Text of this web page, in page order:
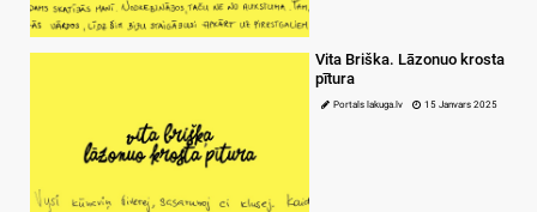
Vita Briška. Lāzonuo krosta
pītura
Portals lakuga.lv 15 Janvars 2025